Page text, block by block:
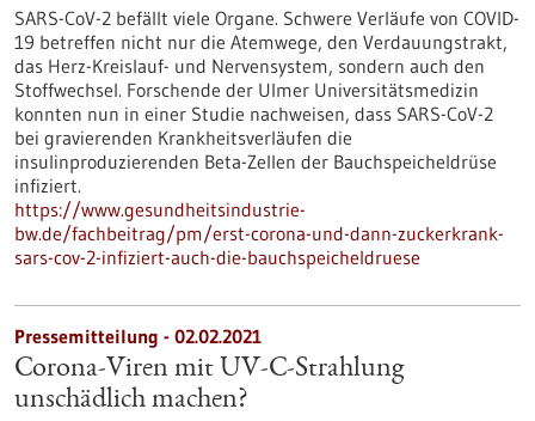
SARS-CoV-2 befällt viele Organe. Schwere Verläufe von COVID-
19 betreffen nicht nur die Atemwege, den Verdauungstrakt,
das Herz-Kreislauf- und Nervensystem, sondern auch den
Stoffwechsel. Forschende der Ulmer Universitätsmedizin
konnten nun in einer Studie nachweisen, dass SARS-CoV-2
bei gravierenden Krankheitsverläufen die
insulinproduzierenden Beta-Zellen der Bauchspeicheldrüse
infiziert.
https://www.gesundheitsindustrie-
bw.de/fachbeitrag/pm/erst-corona-und-dann-zuckerkrank-
sars-cov-2-infiziert-auch-die-bauchspeicheldruese
Pressemitteilung - 02.02.2021
Corona-Viren mit UV-C-Strahlung
unschädlich machen?